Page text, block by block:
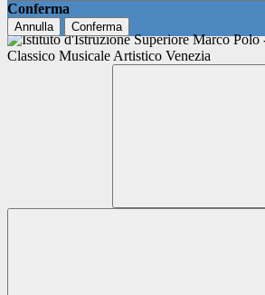
Conferma
Annulla Conferma